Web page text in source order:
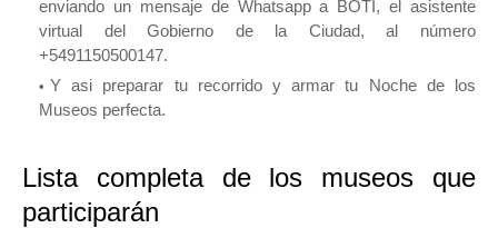
enviando un mensaje de Whatsapp a BOTI, el asistente
virtual del Gobierno de la Ciudad, al número
+5491150500147.
Y asi preparar tu recorrido y armar tu Noche de los
Museos perfecta.
Lista completa de los museos que
participarán